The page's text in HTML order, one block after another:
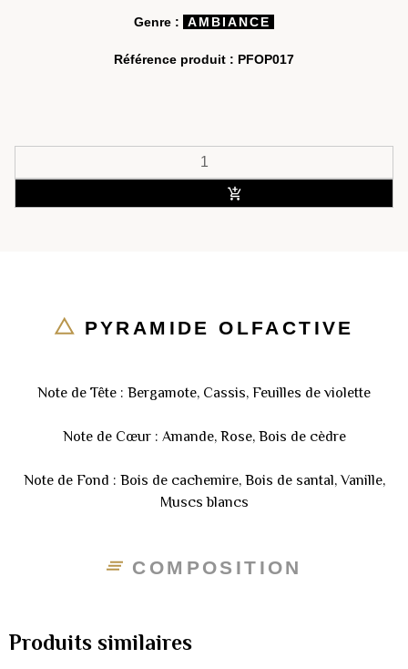
Genre : AMBIANCE
Référence produit : PFOP017
PYRAMIDE OLFACTIVE
Note de Tête : Bergamote, Cassis, Feuilles de violette
Note de Cœur : Amande, Rose, Bois de cèdre
Note de Fond : Bois de cachemire, Bois de santal, Vanille,
Muscs blancs
COMPOSITION
Produits similaires